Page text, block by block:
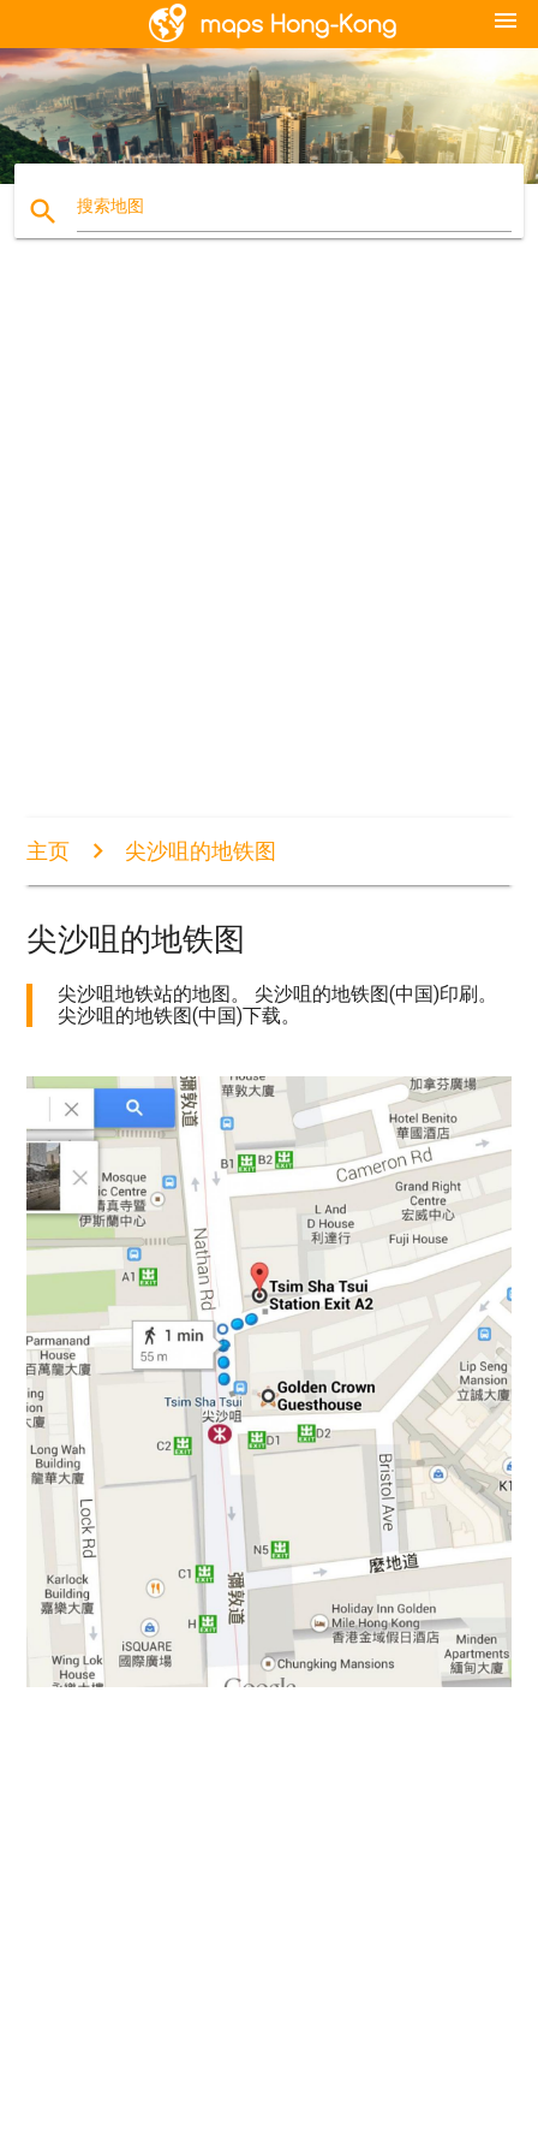
menu
search 搜索地图
主页 尖沙咀的地铁图
尖沙咀的地铁图
尖沙咀地铁站的地图。 尖沙咀的地铁图(中国)印刷。
尖沙咀的地铁图(中国)下载。